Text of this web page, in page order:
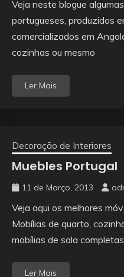
Veja neste blogue
portugueses, produzidos
comercializados em
cozinhas ou mesmo
Ler Mais
Decoração de Interiores
Muebles Portugal
11 de Março, 2013
Veja aqui os melhores
Mobílias de quarto,
mobílias de sala
Ler Mais